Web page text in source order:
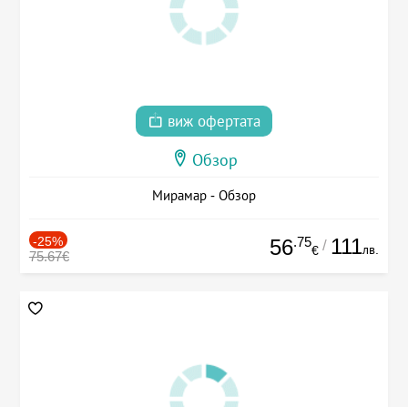
виж офертата
Обзор
Мирамар - Обзор
-25%
75.67€ 56.75
€ / 111лв.